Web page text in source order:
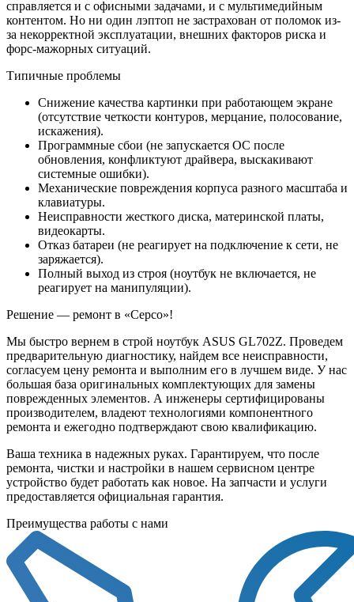
справляется и с офисными задачами, и с мультимедийным
контентом. Но ни один лэптоп не застрахован от поломок из-
за некорректной эксплуатации, внешних факторов риска и
форс-мажорных ситуаций.
Типичные проблемы
Снижение качества картинки при работающем экране
(отсутствие четкости контуров, мерцание, полосование,
искажения).
Программные сбои (не запускается ОС после
обновления, конфликтуют драйвера, выскакивают
системные ошибки).
Механические повреждения корпуса разного масштаба и
клавиатуры.
Неисправности жесткого диска, материнской платы,
видеокарты.
Отказ батареи (не реагирует на подключение к сети, не
заряжается).
Полный выход из строя (ноутбук не включается, не
реагирует на манипуляции).
Решение — ремонт в «Серсо»!
Мы быстро вернем в строй ноутбук ASUS GL702Z. Проведем
предварительную диагностику, найдем все неисправности,
согласуем цену ремонта и выполним его в лучшем виде. У нас
большая база оригинальных комплектующих для замены
поврежденных элементов. А инженеры сертифицированы
производителем, владеют технологиями компонентного
ремонта и ежегодно подтверждают свою квалификацию.
Ваша техника в надежных руках. Гарантируем, что после
ремонта, чистки и настройки в нашем сервисном центре
устройство будет работать как новое. На запчасти и услуги
предоставляется официальная гарантия.
Преимущества работы с нами